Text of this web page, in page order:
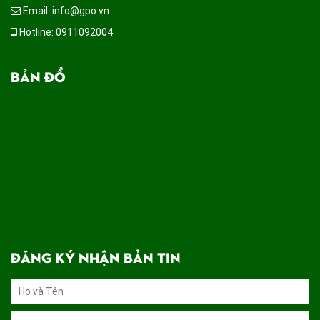
Email: info@gpo.vn
Hotline: 0911092004
BẢN ĐỒ
ĐĂNG KÝ NHẬN BẢN TIN